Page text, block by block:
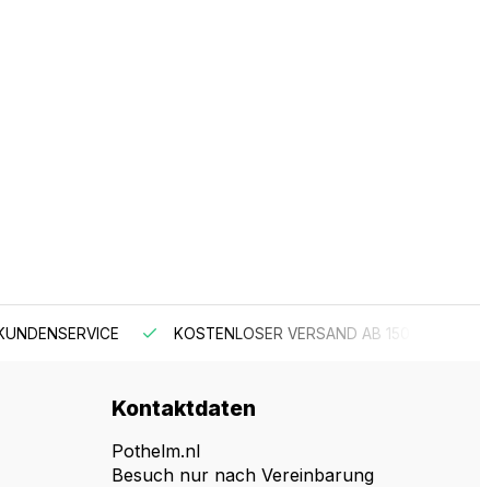
KOSTENLOSER VERSAND AB 150 €
Kontaktdaten
Pothelm.nl
Besuch nur nach Vereinbarung